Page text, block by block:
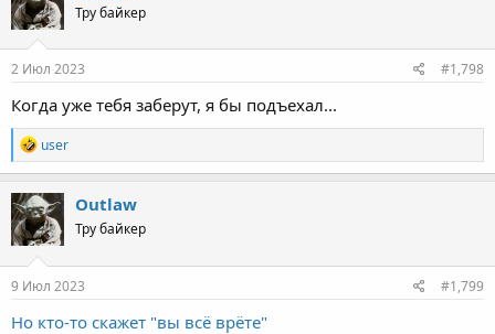
Тру байкер
2 Июл 2023 #1,798
Когда уже тебя заберут, я бы подъехал...
R
e
a
c
t
i
o
n
s
user
Outlaw
Тру байкер
9 Июл 2023 #1,799
Но кто-то скажет "вы всё врёте"